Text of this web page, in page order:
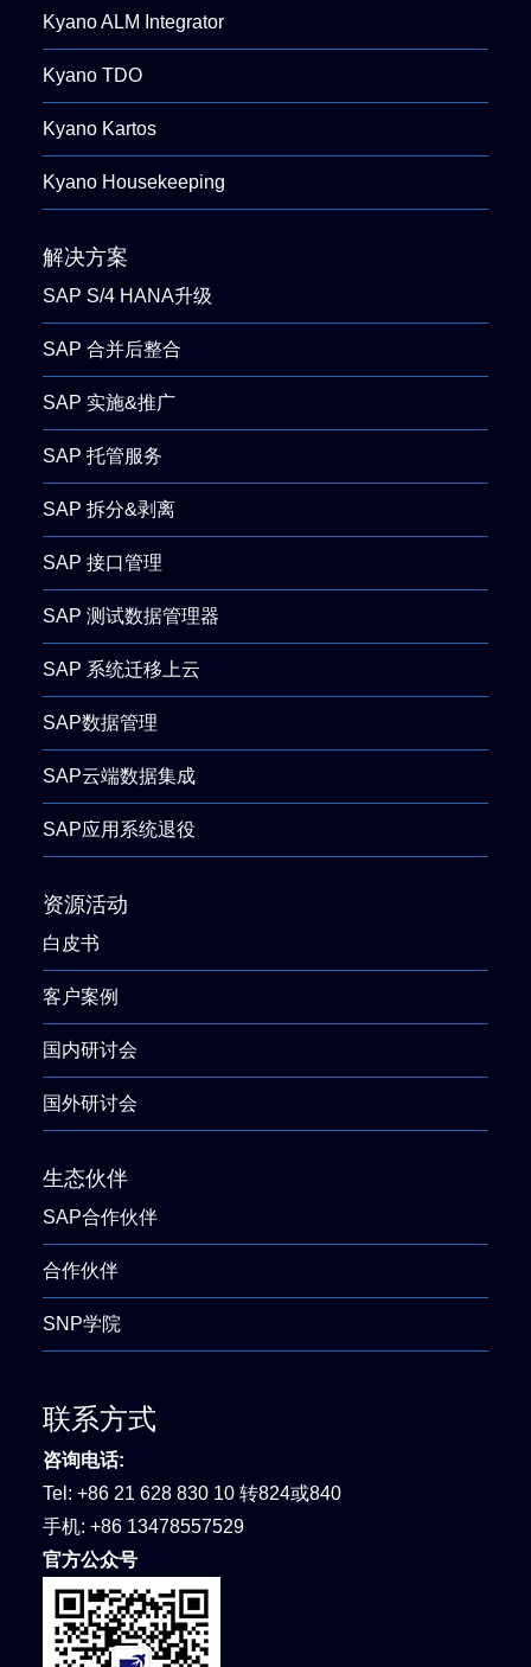
Kyano ALM Integrator
Kyano TDO
Kyano Kartos
Kyano Housekeeping
解决方案
SAP S/4 HANA升级
SAP 合并后整合
SAP 实施&推广
SAP 托管服务
SAP 拆分&剥离
SAP 接口管理
SAP 测试数据管理器
SAP 系统迁移上云
SAP数据管理
SAP云端数据集成
SAP应用系统退役
资源活动
白皮书
客户案例
国内研讨会
国外研讨会
生态伙伴
SAP合作伙伴
合作伙伴
SNP学院
联系方式
咨询电话:
Tel: +86 21 628 830 10 转824或840
手机: +86 13478557529
官方公众号